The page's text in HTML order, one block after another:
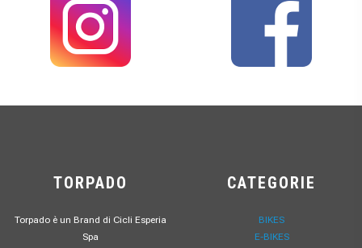
TORPADO
Torpado è un Brand di Cicli Esperia
Spa
CATEGORIE
BIKES
E-BIKES